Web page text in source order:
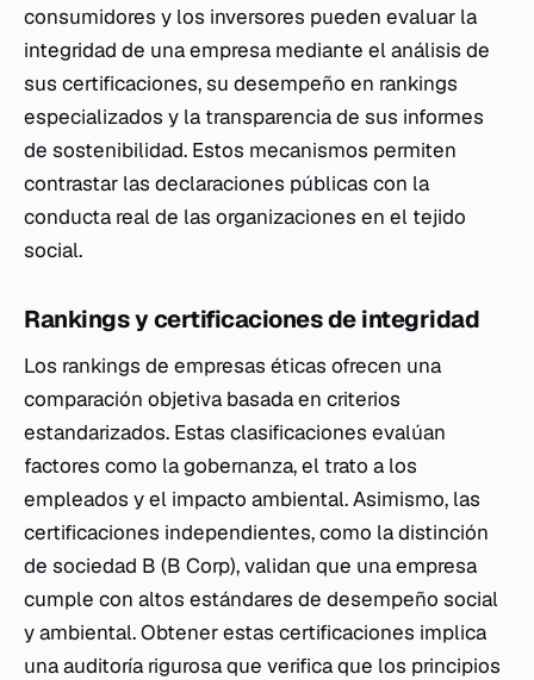
consumidores y los inversores pueden evaluar la
integridad de una empresa mediante el análisis de
sus certificaciones, su desempeño en rankings
especializados y la transparencia de sus informes
de sostenibilidad. Estos mecanismos permiten
contrastar las declaraciones públicas con la
conducta real de las organizaciones en el tejido
social.
Rankings y certificaciones de integridad
Los rankings de empresas éticas ofrecen una
comparación objetiva basada en criterios
estandarizados. Estas clasificaciones evalúan
factores como la gobernanza, el trato a los
empleados y el impacto ambiental. Asimismo, las
certificaciones independientes, como la distinción
de sociedad B (B Corp), validan que una empresa
cumple con altos estándares de desempeño social
y ambiental. Obtener estas certificaciones implica
una auditoría rigurosa que verifica que los principios